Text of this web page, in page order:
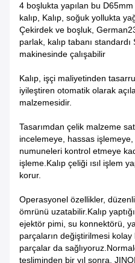
4 boşlukta yapılan bu
kalıp, Kalıp, soğuk yollukta
Çekirdek ve boşluk,
parlak, kalıp tabanı
makinesinde çalışabilir
Kalıp, işçi maliyetinden
iyileştiren otomatik olarak
malzemesidir.
Tasarımdan çelik malzeme
incelemeye, hassas
numuneleri kontrol etmeye
işleme.Kalıp çeliği ısıl işlem
korur.
Operasyonel özellikler,
ömrünü uzatabilir.Kalıp
ejektör pimi, su konnektörü,
parçaların değiştirilmesi kolay
parçalar da
tesliminden bir yıl sonra,